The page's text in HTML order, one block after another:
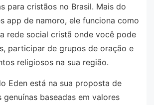
para cristãos no Brasil. Mais do
app de namoro, ele funciona como
rede social cristã onde você pode
participar de grupos de oração e
religiosos na sua região.
Eden está na sua proposta de
baseadas em valores